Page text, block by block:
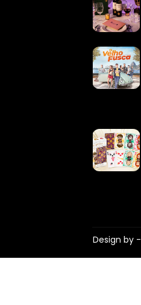
Design by -